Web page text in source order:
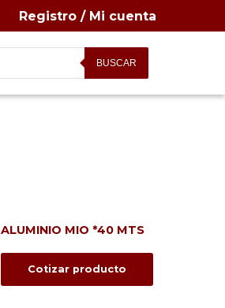
Registro / Mi cuenta
BUSCAR
ALUMINIO MIO *40 MTS
Cotizar producto